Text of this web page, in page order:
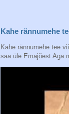
Kahe rännumehe
Kahe rännumehe tee
saa üle Emajõest Aga